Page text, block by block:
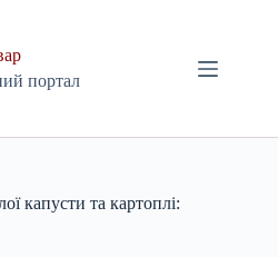
портал
капусти та картоплі: